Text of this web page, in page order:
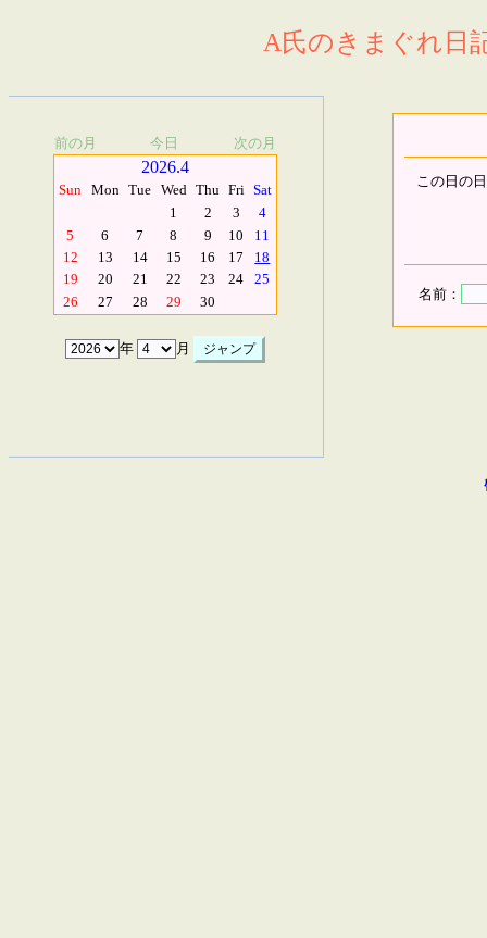
A氏のきまぐれ日
前の月 今日 次の月
2026.4
Sun Mon Tue Wed Thu Fri Sat
1
2 3
4
5
6 7 8 9 10
11
12
13 14 15 16 17
18
19
20 21 22 23 24
25
26
27 28 29 30
年 月
この日の
名前：